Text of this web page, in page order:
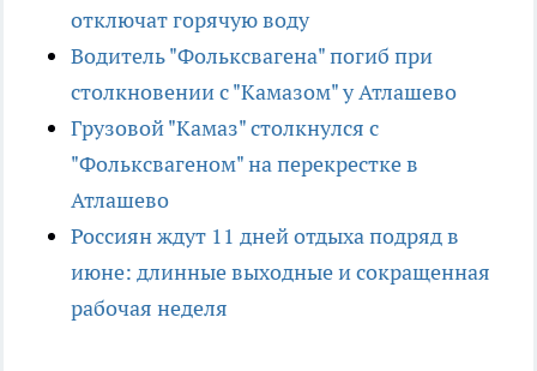
отключат горячую воду
Водитель "Фольксвагена" погиб при
столкновении с "Камазом" у Атлашево
Грузовой "Камаз" столкнулся с
"Фольксвагеном" на перекрестке в
Атлашево
Россиян ждут 11 дней отдыха подряд в
июне: длинные выходные и сокращенная
рабочая неделя